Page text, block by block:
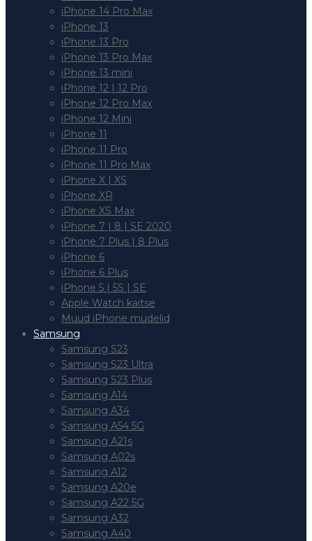
iPhone 14 Pro Max
iPhone 13
iPhone 13 Pro
iPhone 13 Pro Max
iPhone 13 mini
iPhone 12 | 12 Pro
iPhone 12 Pro Max
iPhone 12 Mini
iPhone 11
iPhone 11 Pro
iPhone 11 Pro Max
iPhone X | XS
iPhone XR
iPhone XS Max
iPhone 7 | 8 | SE 2020
iPhone 7 Plus | 8 Plus
iPhone 6
iPhone 6 Plus
iPhone 5 | 5S | SE
Apple Watch kaitse
Muud iPhone mudelid
Samsung
Samsung S23
Samsung S23 Ultra
Samsung S23 Plus
Samsung A14
Samsung A34
Samsung A54 5G
Samsung A21s
Samsung A02s
Samsung A12
Samsung A20e
Samsung A22 5G
Samsung A32
Samsung A40